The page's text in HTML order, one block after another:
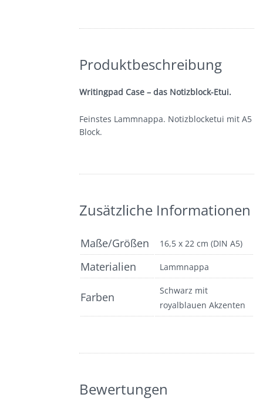
Die Lederschürze
Produktbeschreibung
Writingpad Case – das Notizblock-Etui.
Feinstes Lammnappa. Notizblocketui mit A5
Block.
Zusätzliche Informationen
Maße/Größen 16,5 x 22 cm (DIN A5)
Materialien Lammnappa
Farben
Schwarz mit
royalblauen Akzenten
Bewertungen